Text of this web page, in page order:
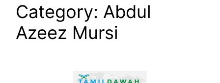
Category: Abdul
Azeez Mursi